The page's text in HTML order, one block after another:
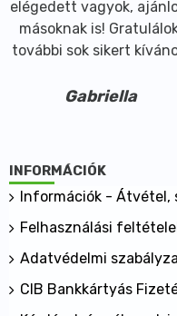
elégedett vagyok,
másoknak is!
további sok sikert
Gabriella
INFORMÁCIÓK
Információk - Átvétel,
Felhasználási
Adatvédelmi
CIB Bankkártyás